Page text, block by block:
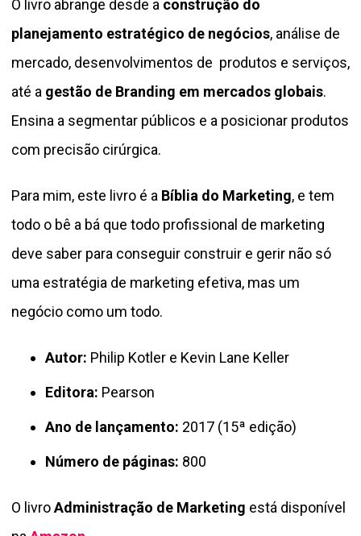
O livro abrange desde a construção do
planejamento estratégico de negócios, análise de
mercado, desenvolvimentos de produtos e serviços,
até a gestão de Branding em mercados globais.
Ensina a segmentar públicos e a posicionar produtos
com precisão cirúrgica.
Para mim, este livro é a Bíblia do Marketing, e tem
todo o bê a bá que todo profissional de marketing
deve saber para conseguir construir e gerir não só
uma estratégia de marketing efetiva, mas um
negócio como um todo.
Autor: Philip Kotler e Kevin Lane Keller
Editora: Pearson
Ano de lançamento: 2017 (15ª edição)
Número de páginas: 800
O livroAdministração de Marketing está disponível